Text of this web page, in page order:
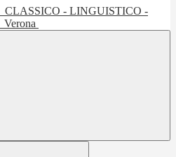
CLASSICO - LINGUISTICO -
Verona